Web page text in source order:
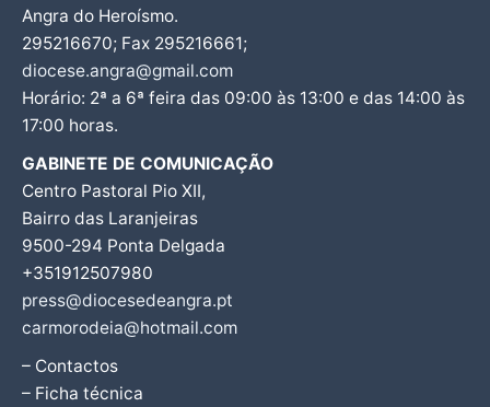
Angra do Heroísmo.
295216670; Fax 295216661;
diocese.angra@gmail.com
Horário: 2ª a 6ª feira das 09:00 às 13:00 e das 14:00 às
17:00 horas.
GABINETE DE COMUNICAÇÃO
Centro Pastoral Pio XII,
Bairro das Laranjeiras
9500-294 Ponta Delgada
+351912507980
press@diocesedeangra.pt
carmorodeia@hotmail.com
– Contactos
– Ficha técnica